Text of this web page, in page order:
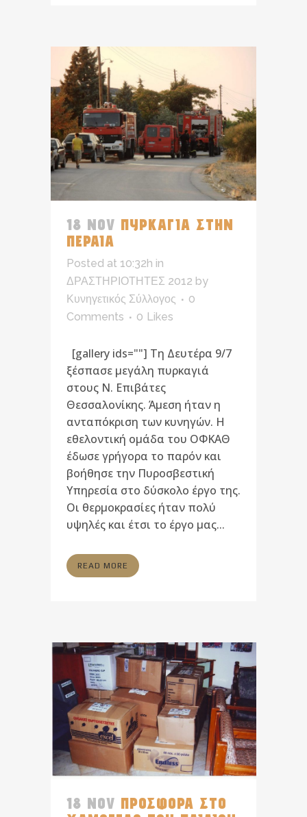
18 NOV ΠΥΡΚΑΓΙΑ ΣΤΗΝ
ΠΕΡΑΙΑ
Posted at 10:32h in
ΔΡΑΣΤΗΡΙΟΤΗΤΕΣ 2012 by
Κυνηγετικός Σύλλογος
0
Comments
0 Likes
[gallery ids=""] Τη Δευτέρα 9/7
ξέσπασε μεγάλη πυρκαγιά
στους Ν. Επιβάτες
Θεσσαλονίκης. Άμεση ήταν η
ανταπόκριση των κυνηγών. Η
εθελοντική ομάδα του ΟΦΚΑΘ
έδωσε γρήγορα το παρόν και
βοήθησε την Πυροσβεστική
Υπηρεσία στο δύσκολο έργο της.
Οι θερμοκρασίες ήταν πολύ
υψηλές και έτσι το έργο μας...
READ MORE
18 NOV ΠΡΟΣΦΟΡΑ ΣΤΟ